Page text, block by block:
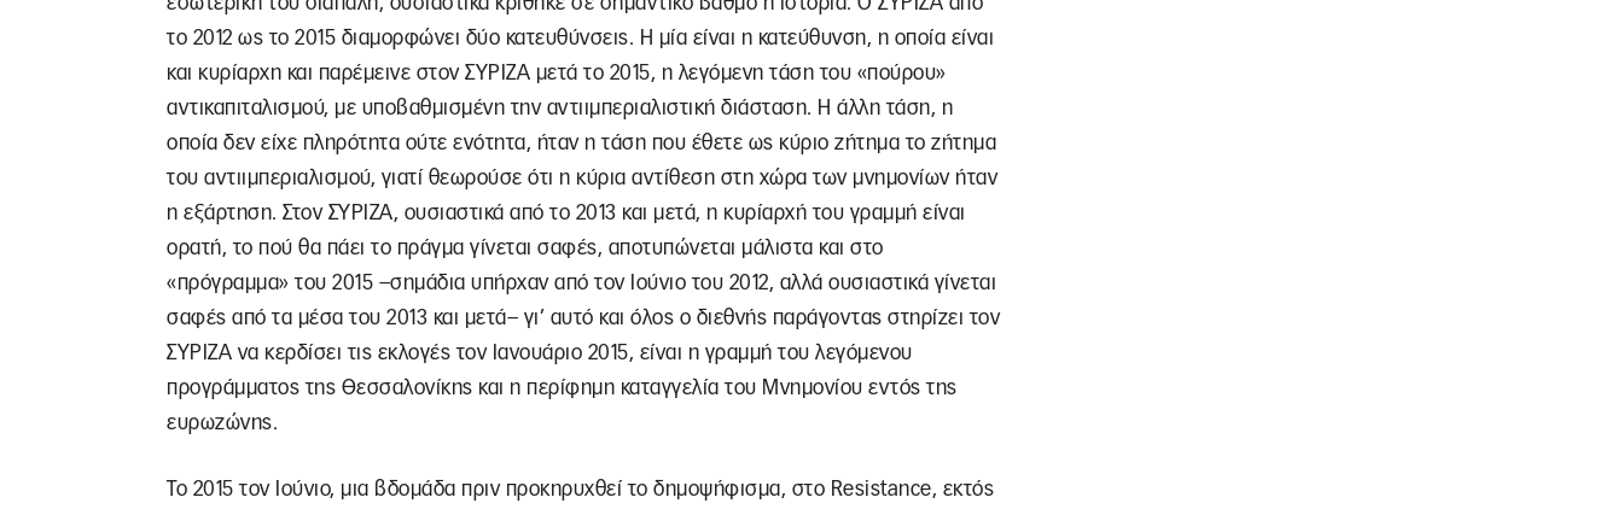
το 2012 ως το 2015 διαμορφώνει δύο κατευθύνσεις. Η μία είναι η κατεύθυνση, η οποία είναι
και κυρίαρχη και παρέμεινε στον ΣΥΡΙΖΑ μετά το 2015, η λεγόμενη τάση του «πούρου»
αντικαπιταλισμού, με υποβαθμισμένη την αντιιμπεριαλιστική διάσταση. Η άλλη τάση, η
οποία δεν είχε πληρότητα ούτε ενότητα, ήταν η τάση που έθετε ως κύριο ζήτημα το ζήτημα
του αντιιμπεριαλισμού, γιατί θεωρούσε ότι η κύρια αντίθεση στη χώρα των μνημονίων ήταν
η εξάρτηση. Στον ΣΥΡΙΖΑ, ουσιαστικά από το 2013 και μετά, η κυρίαρχή του γραμμή είναι
ορατή, το πού θα πάει το πράγμα γίνεται σαφές, αποτυπώνεται μάλιστα και στο
«πρόγραμμα» του 2015 –σημάδια υπήρχαν από τον Ιούνιο του 2012, αλλά ουσιαστικά γίνεται
σαφές από τα μέσα του 2013 και μετά– γι’ αυτό και όλος ο διεθνής παράγοντας στηρίζει τον
ΣΥΡΙΖΑ να κερδίσει τις εκλογές τον Ιανουάριο 2015, είναι η γραμμή του λεγόμενου
προγράμματος της Θεσσαλονίκης και η περίφημη καταγγελία του Μνημονίου εντός της
ευρωζώνης.
Το 2015 τον Ιούνιο, μια βδομάδα πριν προκηρυχθεί το δημοψήφισμα, στο Resistance, εκτός